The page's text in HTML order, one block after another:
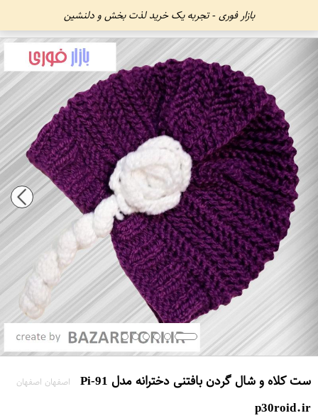
بازار فوری - تجربه یک خرید لذت بخش و دلنشین
ست کلاه و شال گردن بافتنی دخترانه مدل Pi-91 اصفهان اصفهان
p30roid.ir